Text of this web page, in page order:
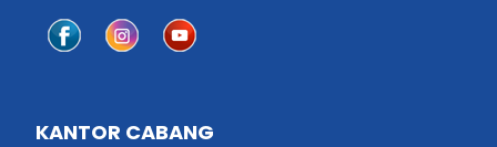
KANTOR CABANG